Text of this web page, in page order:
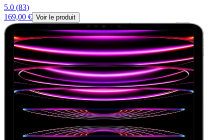
5.0 (83)
169,00 € Voir le produit